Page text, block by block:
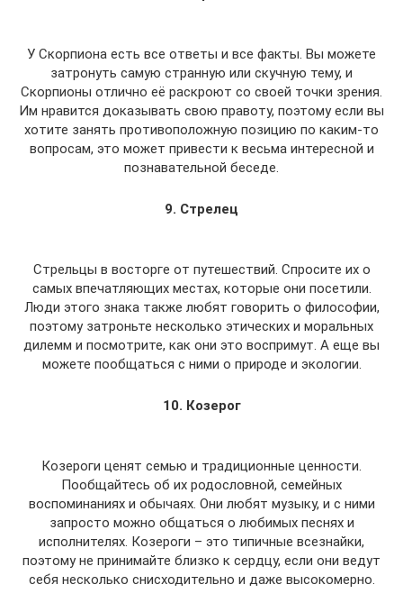
У Скорпиона есть все ответы и все факты. Вы можете
затронуть самую странную или скучную тему, и
Скорпионы отлично её раскроют со своей точки зрения.
Им нравится доказывать свою правоту, поэтому если вы
хотите занять противоположную позицию по каким-то
вопросам, это может привести к весьма интересной и
познавательной беседе.
9. Стрелец
Стрельцы в восторге от путешествий. Спросите их о
самых впечатляющих местах, которые они посетили.
Люди этого знака также любят говорить о философии,
поэтому затроньте несколько этических и моральных
дилемм и посмотрите, как они это воспримут. А еще вы
можете пообщаться с ними о природе и экологии.
10. Козерог
Козероги ценят семью и традиционные ценности.
Пообщайтесь об их родословной, семейных
воспоминаниях и обычаях. Они любят музыку, и с ними
запросто можно общаться о любимых песнях и
исполнителях. Козероги – это типичные всезнайки,
поэтому не принимайте близко к сердцу, если они ведут
себя несколько снисходительно и даже высокомерно.